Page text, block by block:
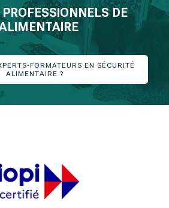
DE
FORMATEURS EN SÉCURITÉ
ALIMENTAIRE ?